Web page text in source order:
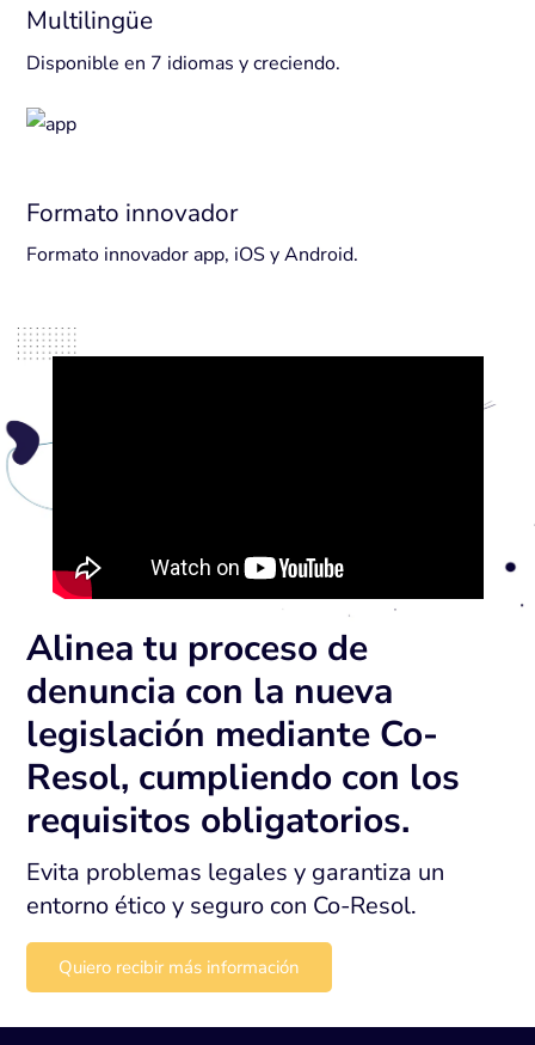
Multilingüe
Disponible en 7 idiomas y creciendo.
Formato innovador
Formato innovador app, iOS y Android.
Alinea tu proceso de
denuncia con la nueva
legislación mediante Co-
Resol, cumpliendo con los
requisitos obligatorios.
Evita problemas legales y garantiza un
entorno ético y seguro con Co-Resol.
Quiero recibir más información